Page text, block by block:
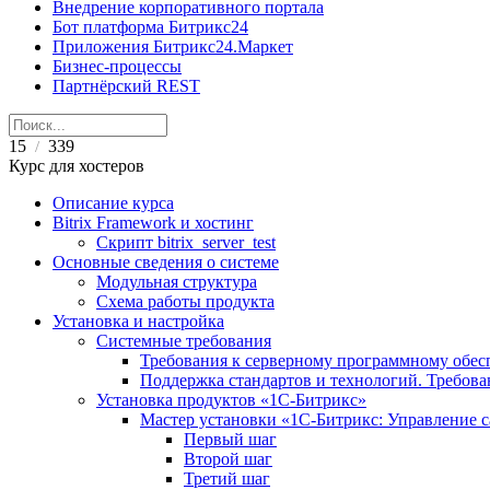
Внедрение корпоративного портала
Бот платформа Битрикс24
Приложения Битрикс24.Маркет
Бизнес-процессы
Партнёрский REST
15 / 339
Курс для хостеров
Описание курса
Bitrix Framework и хостинг
Скрипт bitrix_server_test
Основные сведения о системе
Модульная структура
Схема работы продукта
Установка и настройка
Системные требования
Требования к серверному программному
Поддержка стандартов и технологий.
Установка продуктов «1С-Битрикс»
Мастер установки «1C-Битрикс: Управление
Первый шаг
Второй шаг
Третий шаг